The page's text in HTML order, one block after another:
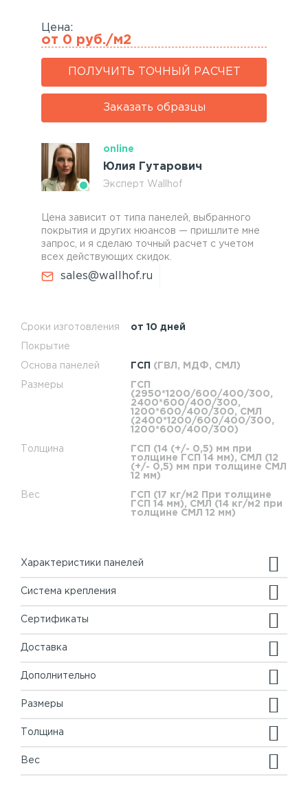
Сроки изготовления от 10 дней
Покрытие
Основа панелей ГСП (ГВЛ, МДФ, СМЛ)
Размеры
ГСП
(2950*1200/600/400/300,
2400*600/400/300,
1200*600/400/300, СМЛ
(2400*1200/600/400/300,
1200*600/400/300)
Толщина
ГСП (14 (+/- 0,5) мм при
толщине ГСП 14 мм), СМЛ (12
(+/- 0,5) мм при толщине СМЛ
12 мм)
Вес
ГСП (17 кг/м2 При толщине
ГСП 14 мм), СМЛ (14 кг/м2 при
толщине СМЛ 12 мм)
Цена:
от 0 руб./м2
ПОЛУЧИТЬ ТОЧНЫЙ РАСЧЕТ
Заказать образцы
online
Юлия Гутарович
Эксперт Wallhof
Цена зависит от типа панелей, выбранного
покрытия и других нюансов — пришлите мне
запрос, и я сделаю точный расчет с учетом
всех действующих скидок.
sales@wallhof.ru
Характеристики панелей
Система крепления
Сертификаты
Доставка
Дополнительно
Размеры
Толщина
Вес